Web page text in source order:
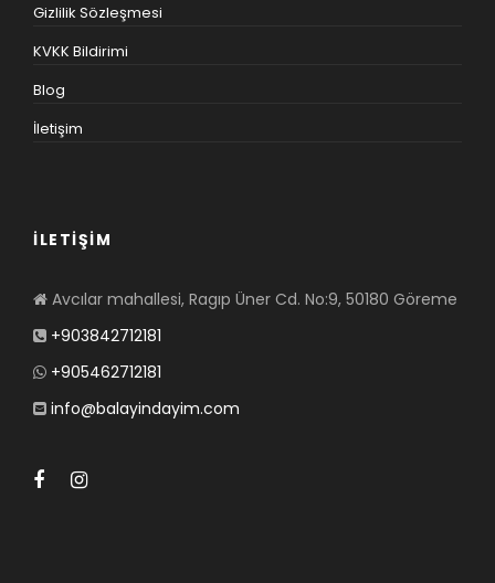
Gizlilik Sözleşmesi
KVKK Bildirimi
Blog
İletişim
İLETİŞİM
Avcılar mahallesi, Ragıp Üner Cd. No:9, 50180 Göreme
+903842712181
+905462712181
info@balayindayim.com